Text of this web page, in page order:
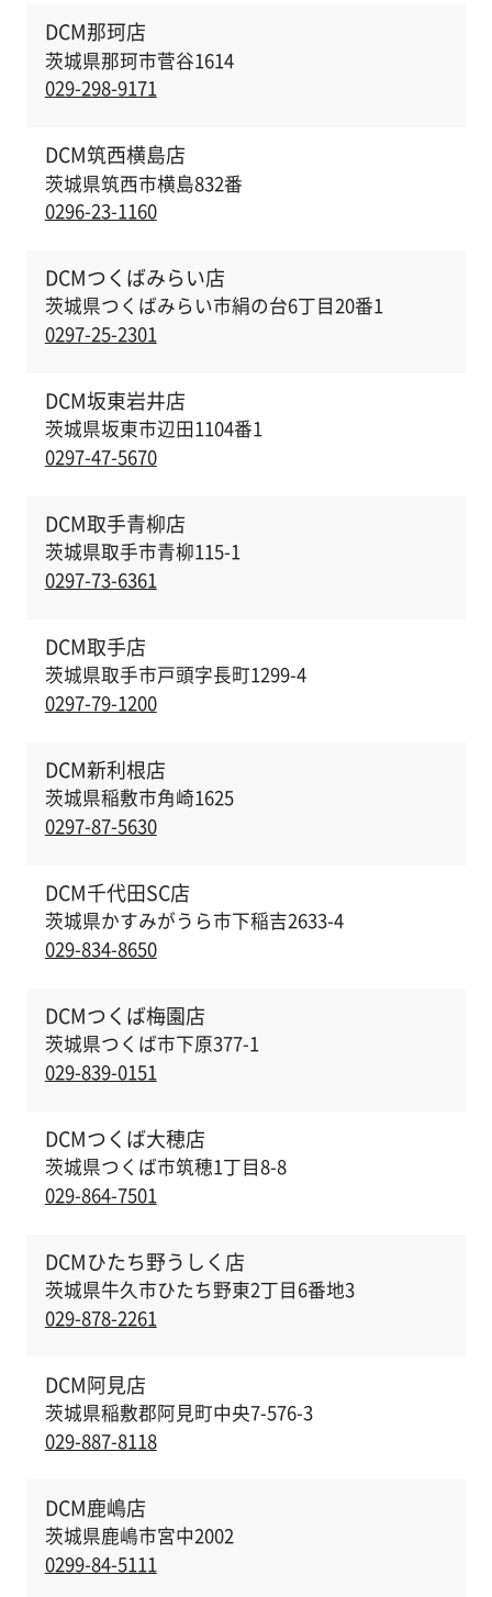
DCM那珂店
茨城県那珂市菅谷1614
029-298-9171
DCM筑西横島店
茨城県筑西市横島832番
0296-23-1160
DCMつくばみらい店
茨城県つくばみらい市絹の台6丁目20番1
0297-25-2301
DCM坂東岩井店
茨城県坂東市辺田1104番1
0297-47-5670
DCM取手青柳店
茨城県取手市青柳115-1
0297-73-6361
DCM取手店
茨城県取手市戸頭字長町1299-4
0297-79-1200
DCM新利根店
茨城県稲敷市角崎1625
0297-87-5630
DCM千代田SC店
茨城県かすみがうら市下稲吉2633-4
029-834-8650
DCMつくば梅園店
茨城県つくば市下原377-1
029-839-0151
DCMつくば大穂店
茨城県つくば市筑穂1丁目8-8
029-864-7501
DCMひたち野うしく店
茨城県牛久市ひたち野東2丁目6番地3
029-878-2261
DCM阿見店
茨城県稲敷郡阿見町中央7-576-3
029-887-8118
DCM鹿嶋店
茨城県鹿嶋市宮中2002
0299-84-5111